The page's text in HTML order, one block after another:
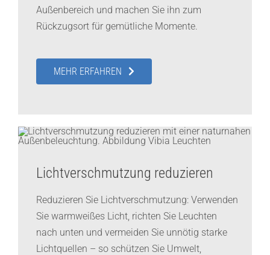
Außenbereich und machen Sie ihn zum
Rückzugsort für gemütliche Momente.
MEHR ERFAHREN
Lichtverschmutzung reduzieren
Reduzieren Sie Lichtverschmutzung: Verwenden
Sie warmweißes Licht, richten Sie Leuchten
nach unten und vermeiden Sie unnötig starke
Lichtquellen – so schützen Sie Umwelt,